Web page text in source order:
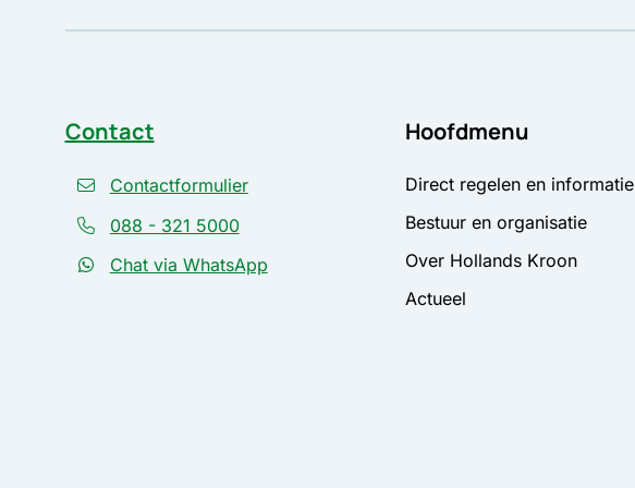
Contact
Contactformulier
088 - 321 5000
Chat via WhatsApp
Hoofdmenu
Direct regelen en informatie
Bestuur en organisatie
Over Hollands Kroon
Actueel